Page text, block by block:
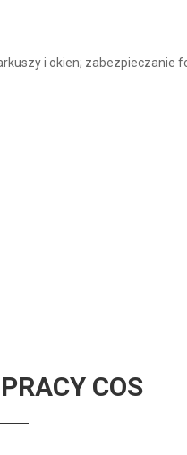
i okien; zabezpieczanie
COS